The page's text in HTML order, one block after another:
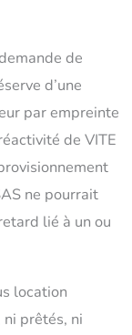
de
d’une
par empreinte
de VITE
ne pourrait
lié à un ou
prêtés, ni